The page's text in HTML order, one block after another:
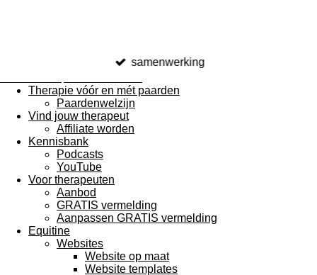
samenwerking
Therapie vóór en mét paarden
Paardenwelzijn
Vind jouw therapeut
Affiliate worden
Kennisbank
Podcasts
YouTube
Voor therapeuten
Aanbod
GRATIS vermelding
Aanpassen GRATIS vermelding
Equitine
Websites
Website op maat
Website templates